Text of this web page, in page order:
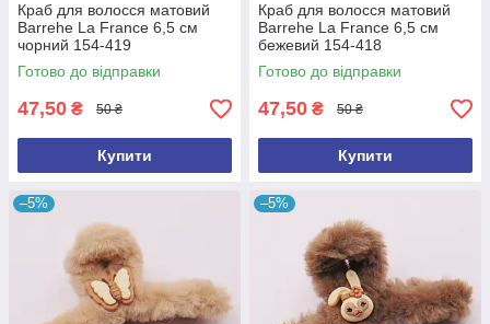
Краб для волосся матовий
Barrehe La France 6,5 см
чорний 154-419
Готово до відправки
47,50 ₴ 50 ₴
Купити
Краб для волосся матовий
Barrehe La France 6,5 см
бежевий 154-418
Готово до відправки
47,50 ₴ 50 ₴
Купити
–5% –5%